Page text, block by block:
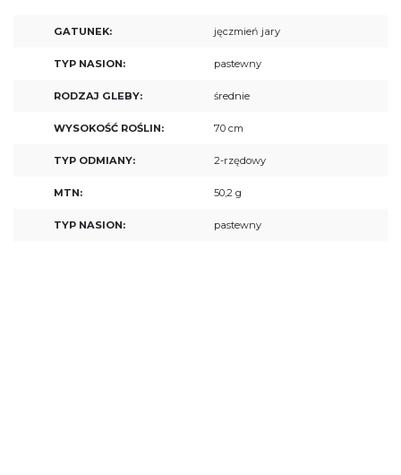
GATUNEK: jęczmień jary
TYP NASION: pastewny
RODZAJ GLEBY: średnie
WYSOKOŚĆ ROŚLIN: 70 cm
TYP ODMIANY: 2-rzędowy
MTN: 50,2 g
TYP NASION: pastewny